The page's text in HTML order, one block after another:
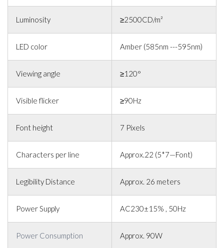
Luminosity ≥2500CD/m²
LED color Amber (585nm ---595nm)
Viewing angle ≥120°
Visible flicker ≥90Hz
Font height 7 Pixels
Characters per line Approx.22 (5*7—Font)
Legibility Distance Approx. 26 meters
Power Supply AC230±15% , 50Hz
Power Consumption Approx. 90W